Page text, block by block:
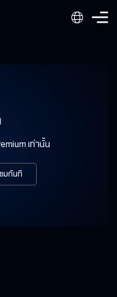
เท่านั้น
มทันที